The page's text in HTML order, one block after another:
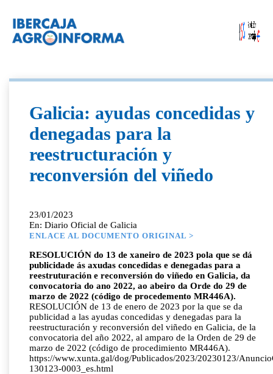
Galicia: ayudas concedidas y
denegadas para la
reestructuración y
reconversión del viñedo
23/01/2023
En: Diario Oficial de Galicia
ENLACE AL DOCUMENTO ORIGINAL >
RESOLUCIÓN do 13 de xaneiro de 2023 pola que se dá
publicidade ás axudas concedidas e denegadas para a
reestruturación e reconversión do viñedo en Galicia, da
convocatoria do ano 2022, ao abeiro da Orde do 29 de
marzo de 2022 (código de procedemento MR446A).
RESOLUCIÓN de 13 de enero de 2023 por la que se da
publicidad a las ayudas concedidas y denegadas para la
reestructuración y reconversión del viñedo en Galicia, de la
convocatoria del año 2022, al amparo de la Orden de 29 de
marzo de 2022 (código de procedimiento MR446A).
https://www.xunta.gal/dog/Publicados/2023/20230123/
130123-0003_es.html